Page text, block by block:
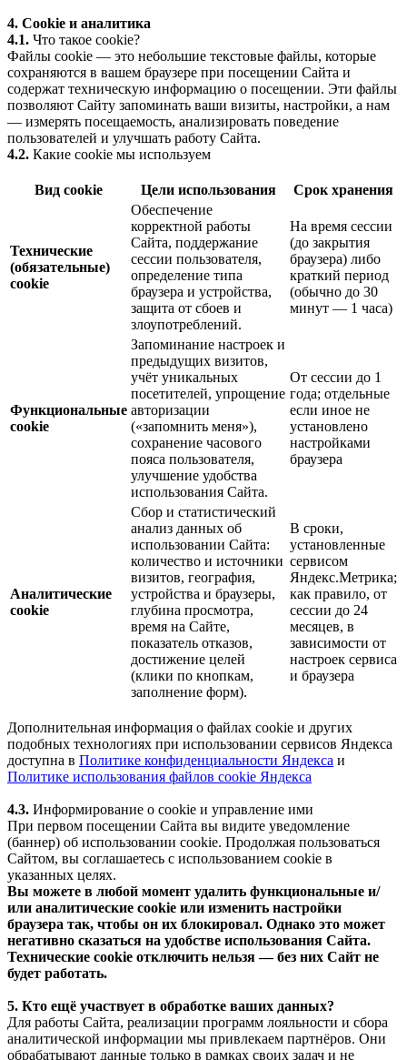
4. Cookie и аналитика
4.1. Что такое cookie?
Файлы cookie — это небольшие текстовые файлы, которые
сохраняются в вашем браузере при посещении Сайта и
содержат техническую информацию о посещении. Эти файлы
позволяют Сайту запоминать ваши визиты, настройки, а нам
— измерять посещаемость, анализировать поведение
пользователей и улучшать работу Сайта.
4.2. Какие cookie мы используем
Вид cookie Цели использования Срок хранения
Технические
(обязательные)
cookie
Обеспечение
корректной работы
Сайта, поддержание
сессии пользователя,
определение типа
браузера и устройства,
защита от сбоев и
злоупотреблений.
На время сессии
(до закрытия
браузера) либо
краткий период
(обычно до 30
минут — 1 часа)
Функциональные
cookie
Запоминание настроек и
предыдущих визитов,
учёт уникальных
посетителей, упрощение
авторизации
(«запомнить меня»),
сохранение часового
пояса пользователя,
улучшение удобства
использования Сайта.
От сессии до 1
года; отдельные
если иное не
установлено
настройками
браузера
Аналитические
cookie
Сбор и статистический
анализ данных об
использовании Сайта:
количество и источники
визитов, география,
устройства и браузеры,
глубина просмотра,
время на Сайте,
показатель отказов,
достижение целей
(клики по кнопкам,
заполнение форм).
В сроки,
установленные
сервисом
Яндекс.Метрика;
как правило, от
сессии до 24
месяцев, в
зависимости от
настроек сервиса
и браузера
Дополнительная информация о файлах cookie и других
подобных технологиях при использовании сервисов Яндекса
доступна в Политике конфиденциальности Яндекса и
Политике использования файлов cookie Яндекса
4.3. Информирование о cookie и управление ими
При первом посещении Сайта вы видите уведомление
(баннер) об использовании cookie. Продолжая пользоваться
Сайтом, вы соглашаетесь с использованием cookie в
указанных целях.
Вы можете в любой момент удалить функциональные и/
или аналитические cookie или изменить настройки
браузера так, чтобы он их блокировал. Однако это может
негативно сказаться на удобстве использования Сайта.
Технические cookie отключить нельзя — без них Сайт не
будет работать.
5. Кто ещё участвует в обработке ваших данных?
Для работы Сайта, реализации программ лояльности и сбора
аналитической информации мы привлекаем партнёров. Они
обрабатывают данные только в рамках своих задач и не